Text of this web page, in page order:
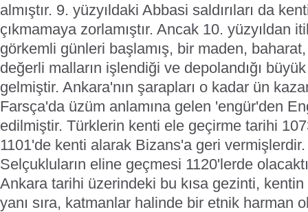
almıştır. 9. yüzyıldaki Abbasi saldırıları da
çıkmamaya zorlamıştır. Ancak 10. yüzyıldan
görkemli günleri başlamış, bir maden,
değerli malların işlendiği ve depolandığı
gelmiştir. Ankara'nın şarapları o kadar ün
Farsça'da üzüm anlamına gelen 'engür'den
edilmiştir. Türklerin kenti ele geçirme tarihi
1101'de kenti alarak Bizans'a geri
Selçukluların eline geçmesi 1120'lerde
Ankara tarihi üzerindeki bu kısa gezinti,
yanı sıra, katmanlar halinde bir etnik harman